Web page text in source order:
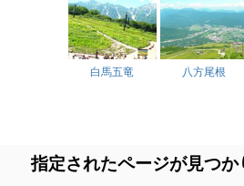
白馬五竜 八方尾根